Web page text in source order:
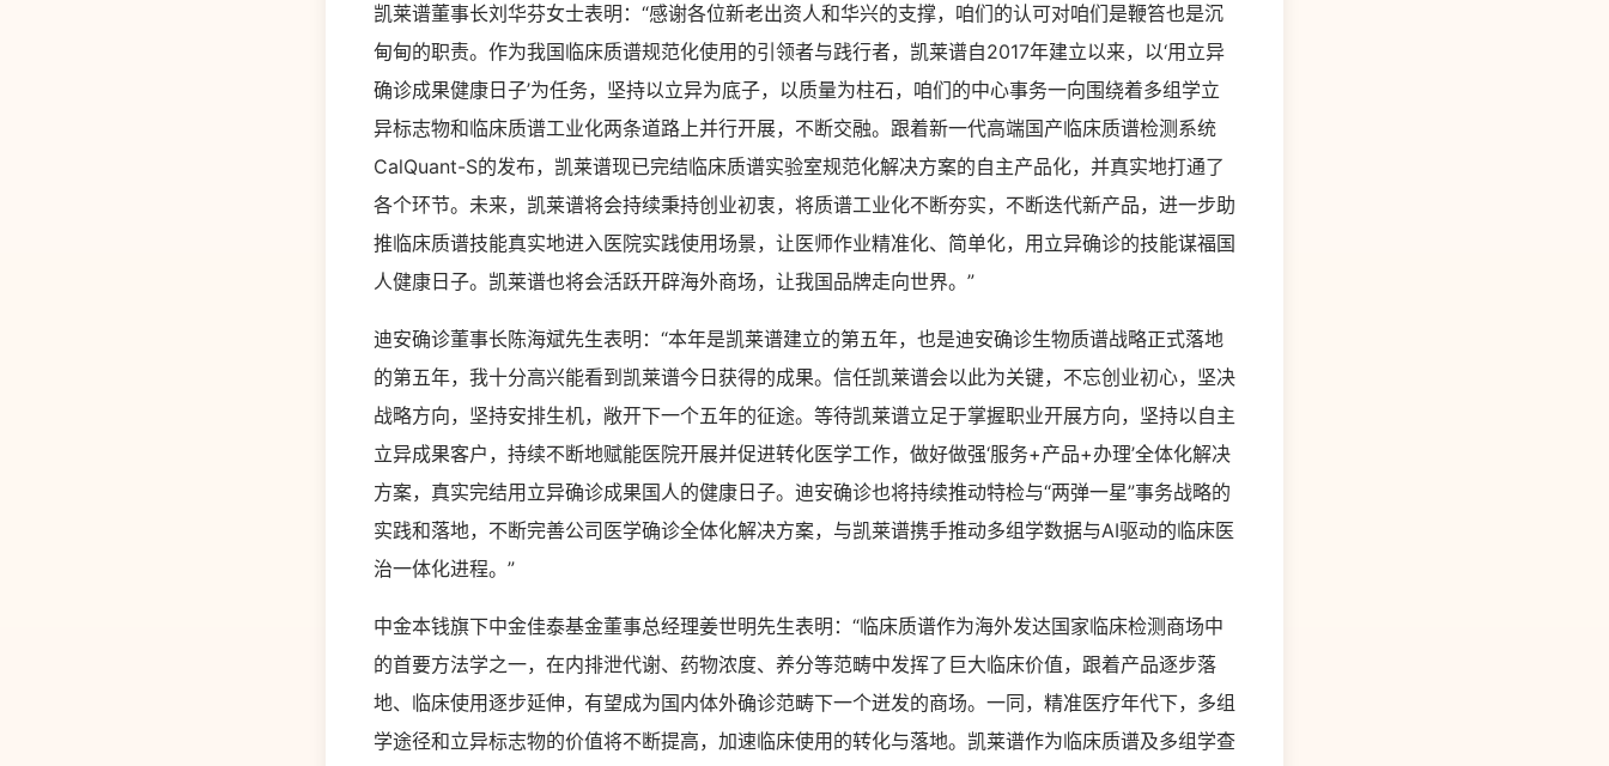
凯莱谱董事长刘华芬女士表明：“感谢各位新老出资人和华兴的支撑，咱们的认可对咱们是鞭笞也是沉
甸甸的职责。作为我国临床质谱规范化使用的引领者与践行者，凯莱谱自2017年建立以来，以‘用立异
确诊成果健康日子’为任务，坚持以立异为底子，以质量为柱石，咱们的中心事务一向围绕着多组学立
异标志物和临床质谱工业化两条道路上并行开展，不断交融。跟着新一代高端国产临床质谱检测系统
CalQuant-S的发布，凯莱谱现已完结临床质谱实验室规范化解决方案的自主产品化，并真实地打通了
各个环节。未来，凯莱谱将会持续秉持创业初衷，将质谱工业化不断夯实，不断迭代新产品，进一步助
推临床质谱技能真实地进入医院实践使用场景，让医师作业精准化、简单化，用立异确诊的技能谋福国
人健康日子。凯莱谱也将会活跃开辟海外商场，让我国品牌走向世界。”
迪安确诊董事长陈海斌先生表明：“本年是凯莱谱建立的第五年，也是迪安确诊生物质谱战略正式落地
的第五年，我十分高兴能看到凯莱谱今日获得的成果。信任凯莱谱会以此为关键，不忘创业初心，坚决
战略方向，坚持安排生机，敞开下一个五年的征途。等待凯莱谱立足于掌握职业开展方向，坚持以自主
立异成果客户，持续不断地赋能医院开展并促进转化医学工作，做好做强‘服务+产品+办理’全体化解决
方案，真实完结用立异确诊成果国人的健康日子。迪安确诊也将持续推动特检与“两弹一星”事务战略的
实践和落地，不断完善公司医学确诊全体化解决方案，与凯莱谱携手推动多组学数据与AI驱动的临床医
治一体化进程。”
中金本钱旗下中金佳泰基金董事总经理姜世明先生表明：“临床质谱作为海外发达国家临床检测商场中
的首要方法学之一，在内排泄代谢、药物浓度、养分等范畴中发挥了巨大临床价值，跟着产品逐步落
地、临床使用逐步延伸，有望成为国内体外确诊范畴下一个迸发的商场。一同，精准医疗年代下，多组
学途径和立异标志物的价值将不断提高，加速临床使用的转化与落地。凯莱谱作为临床质谱及多组学查